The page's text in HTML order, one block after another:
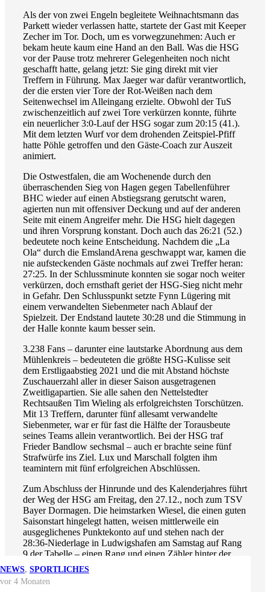
Als der von zwei Engeln begleitete Weihnachtsmann das
Parkett wieder verlassen hatte, startete der Gast mit Keeper
Zecher im Tor. Doch, um es vorwegzunehmen: Auch er
bekam heute kaum eine Hand an den Ball. Was die HSG
vor der Pause trotz mehrerer Gelegenheiten noch nicht
geschafft hatte, gelang jetzt: Sie ging direkt mit vier
Treffern in Führung. Max Jaeger war dafür verantwortlich,
der die ersten vier Tore der Rot-Weißen nach dem
Seitenwechsel im Alleingang erzielte. Obwohl der TuS
zwischenzeitlich auf zwei Tore verkürzen konnte, führte
ein neuerlicher 3:0-Lauf der HSG sogar zum 20:15 (41.).
Mit dem letzten Wurf vor dem drohenden Zeitspiel-Pfiff
hatte Pöhle getroffen und den Gäste-Coach zur Auszeit
animiert.
Die Ostwestfalen, die am Wochenende durch den
überraschenden Sieg von Hagen gegen Tabellenführer
BHC wieder auf einen Abstiegsrang gerutscht waren,
agierten nun mit offensiver Deckung und auf der anderen
Seite mit einem Angreifer mehr. Die HSG hielt dagegen
und ihren Vorsprung konstant. Doch auch das 26:21 (52.)
bedeutete noch keine Entscheidung. Nachdem die „La
Ola“ durch die EmslandArena geschwappt war, kamen die
nie aufsteckenden Gäste nochmals auf zwei Treffer heran:
27:25. In der Schlussminute konnten sie sogar noch weiter
verkürzen, doch ernsthaft geriet der HSG-Sieg nicht mehr
in Gefahr. Den Schlusspunkt setzte Fynn Lügering mit
einem verwandelten Siebenmeter nach Ablauf der
Spielzeit. Der Endstand lautete 30:28 und die Stimmung in
der Halle konnte kaum besser sein.
3.238 Fans – darunter eine lautstarke Abordnung aus dem
Mühlenkreis – bedeuteten die größte HSG-Kulisse seit
dem Erstligaabstieg 2021 und die mit Abstand höchste
Zuschauerzahl aller in dieser Saison ausgetragenen
Zweitligapartien. Sie alle sahen den Nettelstedter
Rechtsaußen Tim Wieling als erfolgreichsten Torschützen.
Mit 13 Treffern, darunter fünf allesamt verwandelte
Siebenmeter, war er für fast die Hälfte der Torausbeute
seines Teams allein verantwortlich. Bei der HSG traf
Frieder Bandlow sechsmal – auch er brachte seine fünf
Strafwürfe ins Ziel. Lux und Marschall folgten ihm
teamintern mit fünf erfolgreichen Abschlüssen.
Zum Abschluss der Hinrunde und des Kalenderjahres führt
der Weg der HSG am Freitag, den 27.12., noch zum TSV
Bayer Dormagen. Die heimstarken Wiesel, die einen guten
Saisonstart hingelegt hatten, weisen mittlerweile ein
ausgeglichenes Punktekonto auf und stehen nach der
28:36-Niederlage in Ludwigshafen am Samstag auf Rang
9 der Tabelle – einen Rang und einen Zähler hinter der
HSG. Anwurf im TSV Bayer Sportcenter von Dormagen,
185 km entfernt von Nordhorn im Rhein-Kreis-Neuss
gelegen, ist um 19 Uhr.
NEWS
vor 3 Wochen
NEWS
NEWS
vor 2 Monaten
NEWS
vor 3 Monaten
NEWS, SPORTLICHES
vor 4 Monaten